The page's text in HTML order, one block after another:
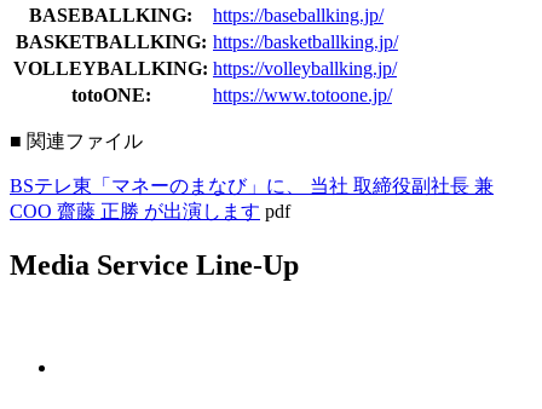
BASEBALLKING:
https://baseballking.jp/
BASKETBALLKING: https://basketballking.jp/
VOLLEYBALLKING: https://volleyballking.jp/
totoONE:
https://www.totoone.jp/
■ 関連ファイル
BSテレ東「マネーのまなび」に、 当社 取締役副社長 兼
COO 齋藤 正勝 が出演します pdf
Media Service Line-Up